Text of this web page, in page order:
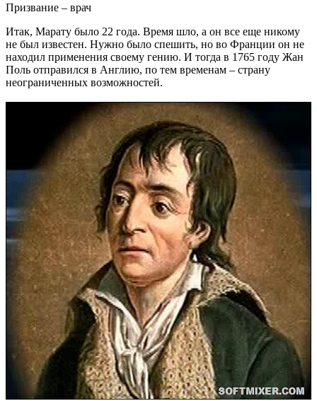
Призвание – врач
Итак, Марату было 22 года. Время шло, а он все еще никому
не был известен. Нужно было спешить, но во Франции он не
находил применения своему гению. И тогда в 1765 году Жан
Поль отправился в Англию, по тем временам – страну
неограниченных возможностей.